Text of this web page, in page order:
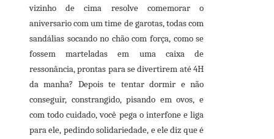
vizinho de cima resolve comemorar o
aniversario com um time de garotas, todas com
sandálias socando no chão com força, como se
fossem marteladas em uma caixa de
ressonância, prontas para se divertirem até 4H
da manha? Depois te tentar dormir e não
conseguir, constrangido, pisando em ovos, e
com todo cuidado, você pega o interfone e liga
para ele, pedindo solidariedade, e ele diz que é